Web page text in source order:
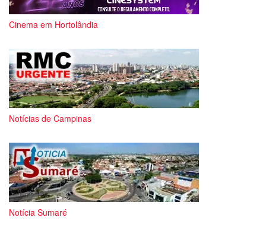
Cinema em Hortolândia
Notícias de Campinas
Notícia Sumaré